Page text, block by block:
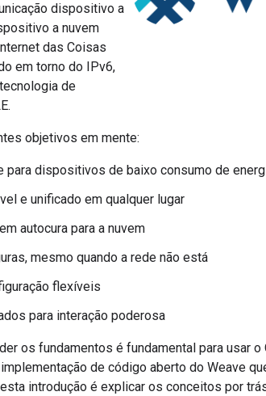
dispositivo a
a nuvem
das Coisas
em torno do IPv6,
de
objetivos em mente:
para dispositivos de baixo consumo de
e unificado em qualquer lugar
autocura para a nuvem
mesmo quando a rede não está
flexíveis
para interação poderosa
os fundamentos é fundamental para usar o
de código aberto do Weave
introdução é explicar os conceitos por